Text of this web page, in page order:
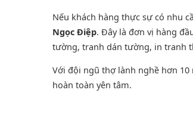
Nếu khách hàng thực sự có nhu
Ngọc Điệp. Đây là đơn vị hàng
tường, tranh dán tường, in tranh
Với đội ngũ thợ lành nghề hơn
hoàn toàn yên tâm.